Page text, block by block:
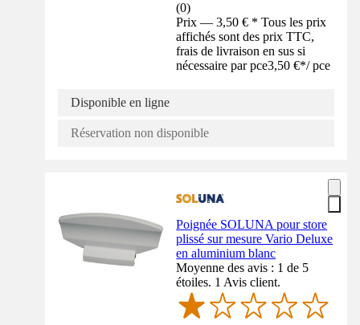
(0)
Prix — 3,50 € * Tous les prix
affichés sont des prix TTC,
frais de livraison en sus si
nécessaire par pce3,50 €*/ pce
Disponible en ligne
Réservation non disponible
Poignée SOLUNA pour store
plissé sur mesure Vario Deluxe
en aluminium blanc
Moyenne des avis : 1 de 5
étoiles. 1 Avis client.